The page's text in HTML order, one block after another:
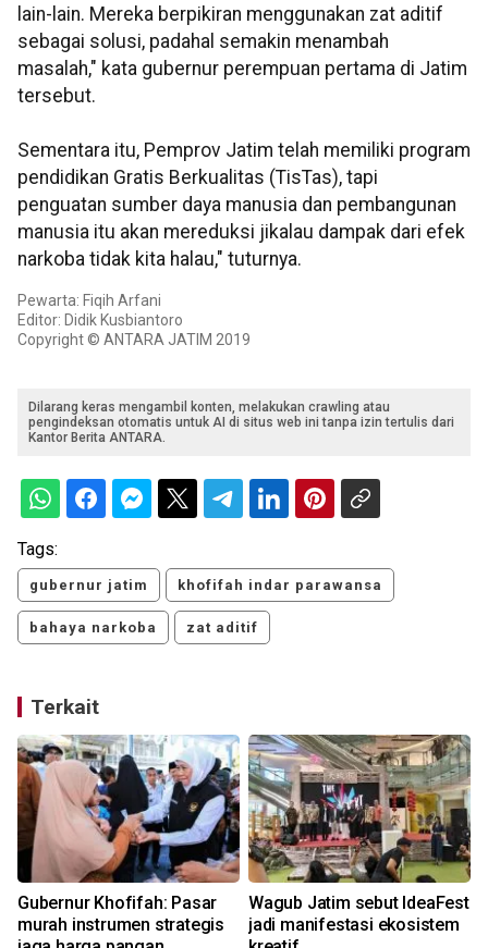
lain-lain. Mereka berpikiran menggunakan zat aditif
sebagai solusi, padahal semakin menambah
masalah," kata gubernur perempuan pertama di Jatim
tersebut.
Sementara itu, Pemprov Jatim telah memiliki program
pendidikan Gratis Berkualitas (TisTas), tapi
penguatan sumber daya manusia dan pembangunan
manusia itu akan mereduksi jikalau dampak dari efek
narkoba tidak kita halau," tuturnya.
Pewarta: Fiqih Arfani
Editor: Didik Kusbiantoro
Copyright © ANTARA JATIM 2019
Dilarang keras mengambil konten, melakukan crawling atau
pengindeksan otomatis untuk AI di situs web ini tanpa izin tertulis dari
Kantor Berita ANTARA.
Tags:
gubernur jatim khofifah indar parawansa
bahaya narkoba zat aditif
Terkait
Gubernur Khofifah: Pasar
murah instrumen strategis
Wagub Jatim sebut IdeaFest
jadi manifestasi ekosistem